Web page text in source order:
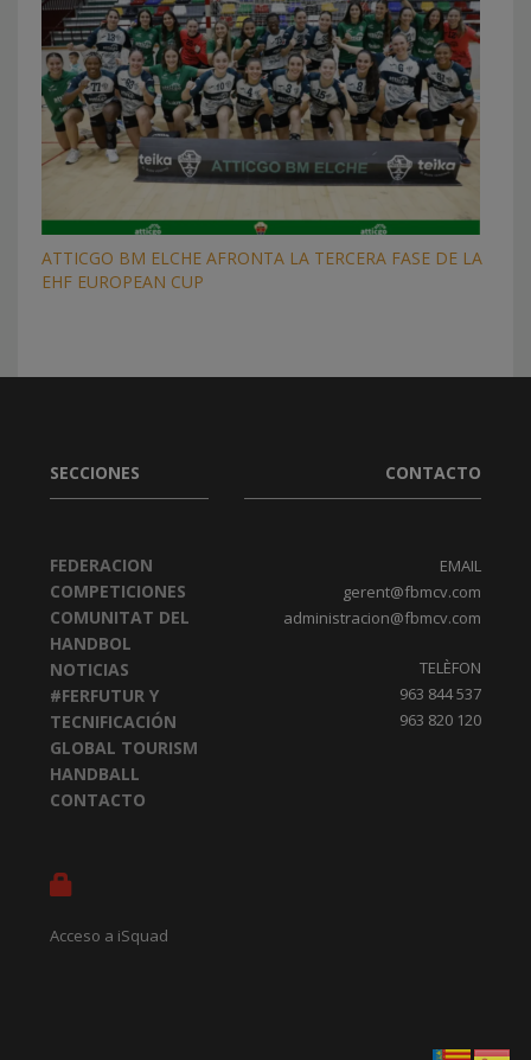
ATTICGO BM ELCHE AFRONTA LA TERCERA FASE DE LA
EHF EUROPEAN CUP
SECCIONES
FEDERACION
COMPETICIONES
COMUNITAT DEL
HANDBOL
NOTICIAS
#FERFUTUR Y
TECNIFICACIÓN
GLOBAL TOURISM
HANDBALL
CONTACTO
Acceso a iSquad
CONTACTO
EMAIL
gerent@fbmcv.com
administracion@fbmcv.com
TELÈFON
963 844 537
963 820 120